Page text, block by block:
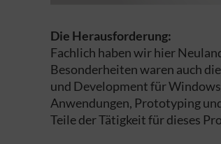
Die Herausforderung:
Fachlich haben wir hier
Besonderheiten waren auch
und Development für
Anwendungen, Prototyping
Teile der Tätigkeit für dieses